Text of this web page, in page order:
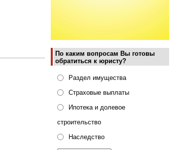
По каким вопросам Вы готовы
обратиться к юристу?
Раздел имущества
Страховые выплаты
Ипотека и долевое
строительство
Наследство